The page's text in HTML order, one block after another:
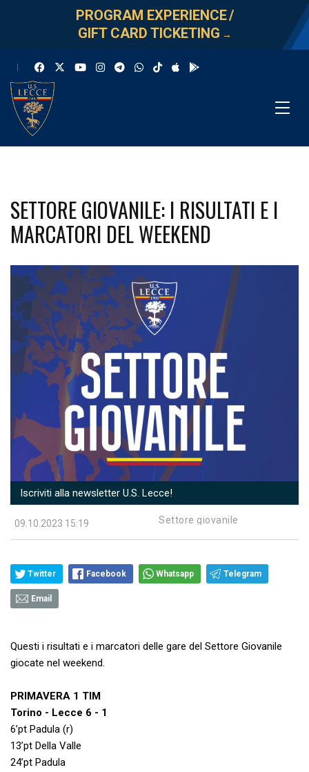
PROGRAM EXPERIENCE/
GIFT CARD TICKETING →
SETTORE GIOVANILE: I RISULTATI E I
MARCATORI DEL WEEKEND
Iscriviti alla newsletter U.S. Lecce!
09.10.2023 15:19 Settore giovanile
Twitter Facebook Whatsapp Telegram
Email
Questi i risultati e i marcatori delle gare del Settore Giovanile
giocate nel weekend.
PRIMAVERA 1 TIM
Torino - Lecce 6 - 1
6’pt Padula (r)
13’pt Della Valle
24’pt Padula